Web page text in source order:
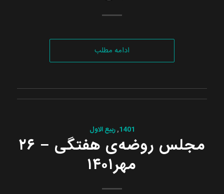
ادامه مطلب
1401
,ربیع الاول
مجلس روضه‌ی هفتگی – ۲۶
مهر۱۴۰۱